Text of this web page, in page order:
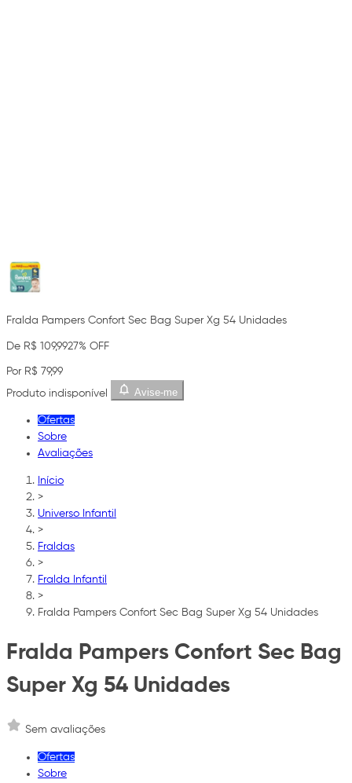
Fralda Pampers Confort Sec Bag Super Xg 54 Unidades
De R$ 109,9927% OFF
Por R$ 79,99
Produto indisponível
Avise-me
Ofertas
Sobre
Avaliações
Início
>
Universo Infantil
>
Fraldas
>
Fralda Infantil
>
Fralda Pampers Confort Sec Bag Super Xg 54 Unidades
Fralda Pampers Confort Sec Bag
Super Xg 54 Unidades
Sem avaliações
Ofertas
Sobre